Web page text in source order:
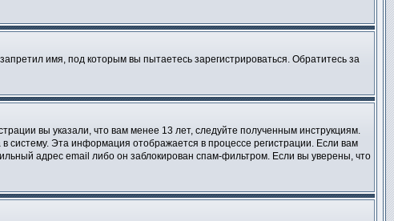
имя, под которым вы пытаетесь зарегистрироваться. Обратитесь за
вы указали, что вам менее 13 лет, следуйте полученным инструкциям.
систему. Эта информация отображается в процессе регистрации. Если вам
адрес email либо он заблокирован спам-фильтром. Если вы уверены, что